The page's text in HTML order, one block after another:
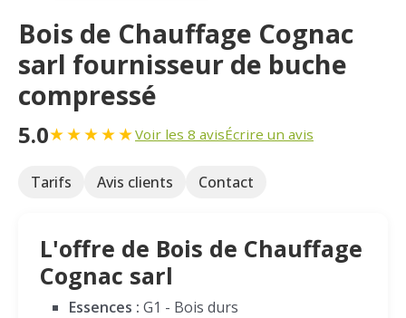
Bois de Chauffage Cognac
sarl fournisseur de buche
compressé
5.0★★★★★Voir les 8 avisÉcrire un avis
Tarifs Avis clients Contact
L'offre de Bois de Chauffage
Cognac sarl
Essences : G1 - Bois durs